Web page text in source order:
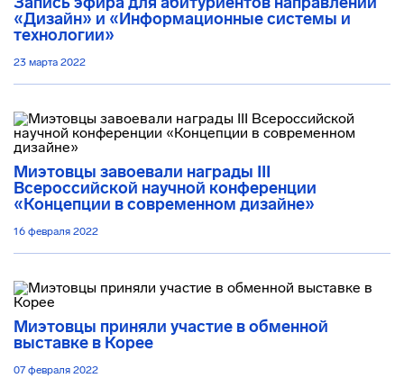
«Дизайн» и «Информационные системы и
технологии»
23 марта 2022
Миэтовцы завоевали награды III
Всероссийской научной конференции
«Концепции в современном дизайне»
16 февраля 2022
Миэтовцы приняли участие в обменной
выставке в Корее
07 февраля 2022